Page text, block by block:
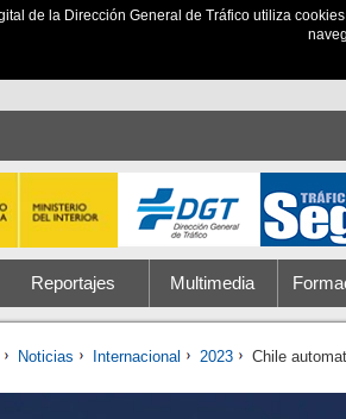
de la Dirección General de Tráfico utiliza
Reportajes Multimedia
Noticias Internacional 2023 Chile